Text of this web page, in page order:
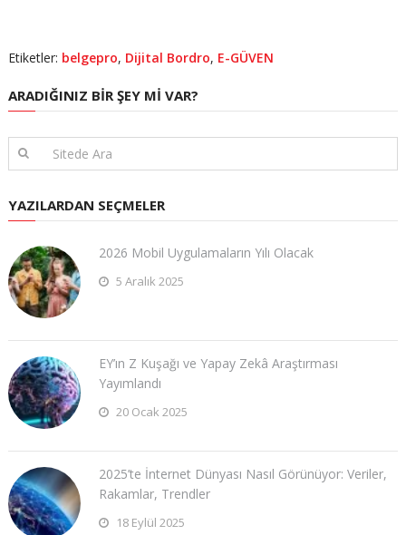
Etiketler: belgepro, Dijital Bordro, E-GÜVEN
ARADIĞINIZ BIR ŞEY MI VAR?
YAZILARDAN SEÇMELER
2026 Mobil Uygulamaların Yılı Olacak
5 Aralık 2025
EY’ın Z Kuşağı ve Yapay Zekâ Araştırması
Yayımlandı
20 Ocak 2025
2025’te İnternet Dünyası Nasıl Görünüyor: Veriler,
Rakamlar, Trendler
18 Eylül 2025